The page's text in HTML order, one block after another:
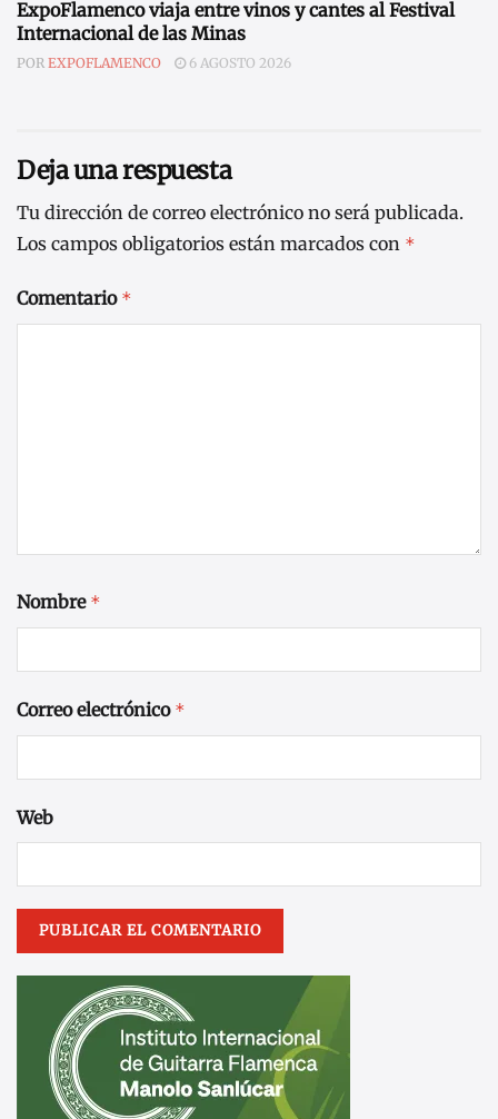
ExpoFlamenco viaja entre vinos y cantes al Festival
Internacional de las Minas
POR EXPOFLAMENCO 6 AGOSTO 2026
Deja una respuesta
Tu dirección de correo electrónico no será publicada.
Los campos obligatorios están marcados con *
Comentario *
Nombre *
Correo electrónico *
Web